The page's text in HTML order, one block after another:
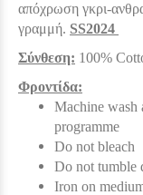
απόχρωση γκρι-
γραμμή. SS2024
Σύνθεση: 100%
Φροντίδα:
Machine wash
programme
Do not bleach
Do not tumble
Iron on